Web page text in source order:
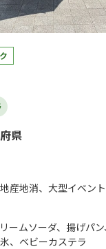
県
地産地消、 大型イベン
ームソーダ、揚げパ
、ベビーカステラ